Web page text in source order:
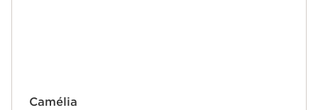
Camélia